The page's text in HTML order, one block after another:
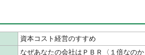
資本コスト経営のすすめ
なぜあなたの会社はＰＢＲ〈１倍なのか